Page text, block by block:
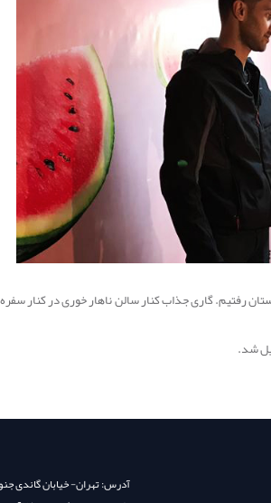
رفتیم. گاری جذاب کنار سالن ناهار خوری در کنار سفره
شد.
آدرس: تهران- خیابان گاندی